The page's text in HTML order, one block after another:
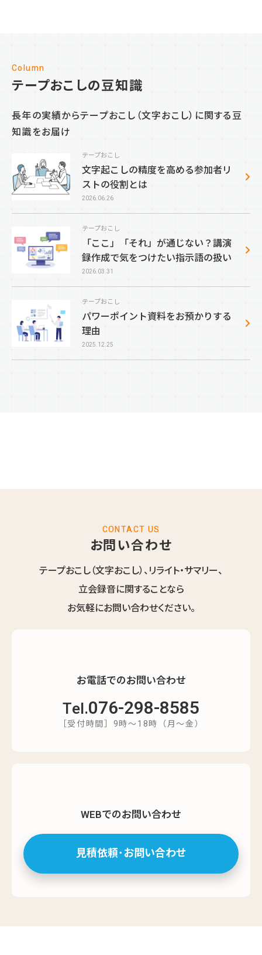
Column
テープおこしの豆知識
長年の実績からテープおこし（文字おこし）に関する豆
知識をお届け
テープおこし
文字起こしの精度を高める参加者リ
ストの役割とは
2026.06.26
テープおこし
「ここ」「それ」が通じない？講演
録作成で気をつけたい指示語の扱い
2026.03.31
テープおこし
パワーポイント資料をお預かりする
理由
2025.12.25
CONTACT US
お問い合わせ
テープおこし（文字おこし）、リライト・サマリー、
立会録音に関することなら
お気軽にお問い合わせください。
お電話でのお問い合わせ
Tel.076-298-8585
［受付時間］9時～18時（月～金）
WEBでのお問い合わせ
見積依頼･お問い合わせ